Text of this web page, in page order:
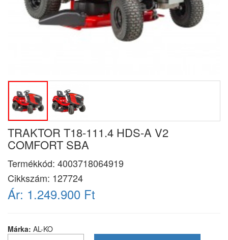
TRAKTOR T18-111.4 HDS-A V2
COMFORT SBA
Termékkód: 4003718064919
Cikkszám: 127724
Ár: 1.249.900 Ft
Márka: AL-KO